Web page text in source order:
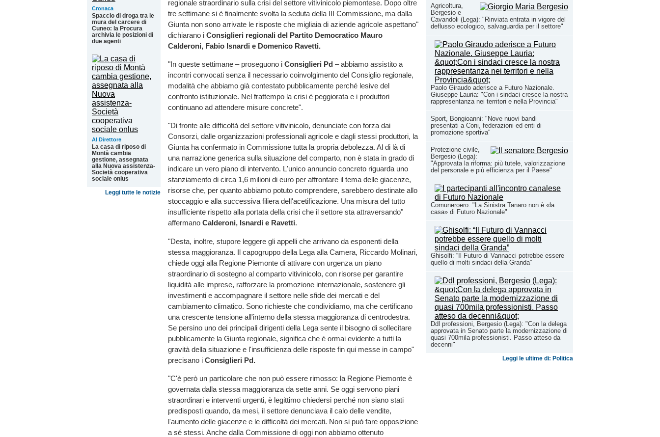
Agricoltura,
Bergesio e
Cavandoli (Lega): "Rinviata entrata in vigore del
deflusso ecologico, salvaguardia per il settore"
Paolo Giraudo aderisce a Futuro Nazionale.
Giuseppe Lauria: "Con i sindaci cresce la nostra
rappresentanza nei territori e nella Provincia"
Sport, Bongioanni: "Nove nuovi bandi
presentati a Coni, federazioni ed enti di
promozione sportiva"
Protezione civile,
Bergesio (Lega):
"Approvata la riforma: più tutele, valorizzazione
del personale e più efficienza per il Paese"
Comuneroero: "La Sinistra Tanaro non è «la
casa» di Futuro Nazionale"
Ghisolfi: “Il Futuro di Vannacci potrebbe essere
quello di molti sindaci della Granda”
Ddl professioni, Bergesio (Lega): "Con la delega
approvata in Senato parte la modernizzazione di
quasi 700mila professionisti. Passo atteso da
decenni"
Leggi le ultime di: Politica
Cronaca
Spaccio di droga tra le
mura del carcere di
Cuneo: la Procura
archivia le posizioni di
due agenti
Al Direttore
La casa di riposo di
Montà cambia
gestione, assegnata
alla Nuova assistenza-
Società cooperativa
sociale onlus
Leggi tutte le notizie
regionale straordinario sulla crisi del settore vitivinicolo piemontese. Dopo oltre
tre settimane si è finalmente svolta la seduta della III Commissione, ma dalla
Giunta non sono arrivate le risposte che migliaia di aziende agricole aspettano"
dichiarano i Consiglieri regionali del Partito Democratico Mauro
Calderoni, Fabio Isnardi e Domenico Ravetti.
"In queste settimane – proseguono i Consiglieri Pd – abbiamo assistito a
incontri convocati senza il necessario coinvolgimento del Consiglio regionale,
modalità che abbiamo già contestato pubblicamente perché lesive del
confronto istituzionale. Nel frattempo la crisi è peggiorata e i produttori
continuano ad attendere misure concrete".
"Di fronte alle difficoltà del settore vitivinicolo, denunciate con forza dai
Consorzi, dalle organizzazioni professionali agricole e dagli stessi produttori, la
Giunta ha confermato in Commissione tutta la propria debolezza. Al di là di
una narrazione generica sulla situazione del comparto, non è stata in grado di
indicare un vero piano di intervento. L'unico annuncio concreto riguarda uno
stanziamento di circa 1,6 milioni di euro per affrontare il tema delle giacenze,
risorse che, per quanto abbiamo potuto comprendere, sarebbero destinate allo
stoccaggio e alla successiva filiera dell'acetificazione. Una misura del tutto
insufficiente rispetto alla portata della crisi che il settore sta attraversando"
affermano Calderoni, Isnardi e Ravetti.
"Desta, inoltre, stupore leggere gli appelli che arrivano da esponenti della
stessa maggioranza. Il capogruppo della Lega alla Camera, Riccardo Molinari,
chiede oggi alla Regione Piemonte di attivare con urgenza un piano
straordinario di sostegno al comparto vitivinicolo, con risorse per garantire
liquidità alle imprese, rafforzare la promozione internazionale, sostenere gli
investimenti e accompagnare il settore nelle sfide dei mercati e del
cambiamento climatico. Sono richieste che condividiamo, ma che certificano
una crescente tensione all'interno della stessa maggioranza di centrodestra.
Se persino uno dei principali dirigenti della Lega sente il bisogno di sollecitare
pubblicamente la Giunta regionale, significa che è ormai evidente a tutti la
gravità della situazione e l'insufficienza delle risposte fin qui messe in campo"
precisano i Consiglieri Pd.
"C'è però un particolare che non può essere rimosso: la Regione Piemonte è
governata dalla stessa maggioranza da sette anni. Se oggi servono piani
straordinari e interventi urgenti, è legittimo chiedersi perché non siano stati
predisposti quando, da mesi, il settore denunciava il calo delle vendite,
l'aumento delle giacenze e le difficoltà dei mercati. Non si può fare opposizione
a sé stessi. Anche dalla Commissione di oggi non abbiamo ottenuto